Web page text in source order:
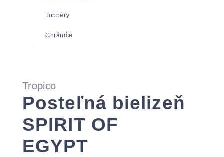
Tropico
Posteľná bielizeň
SPIRIT OF
EGYPT
Toppery
Chrániče